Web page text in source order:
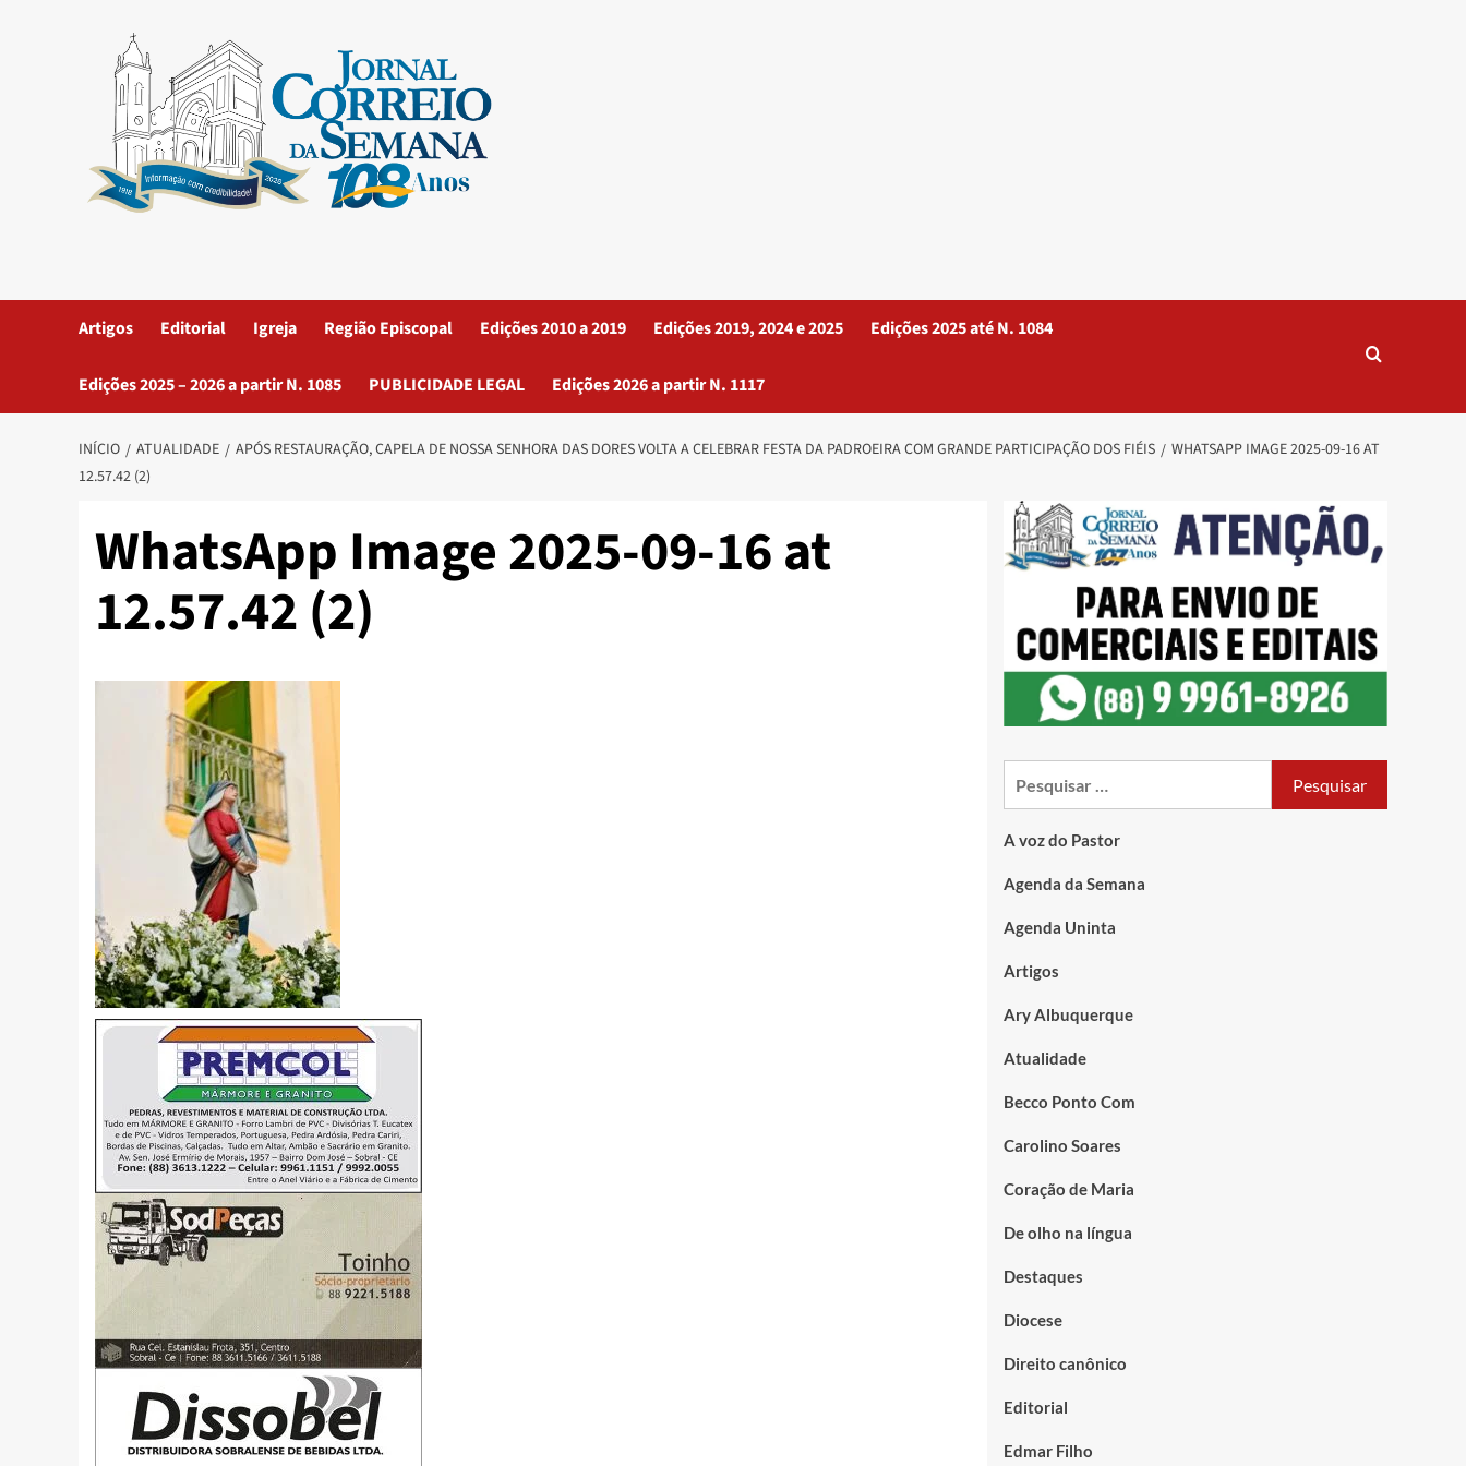
Artigos Editorial Igreja Região Episcopal Edições 2010 a 2019 Edições 2019, 2024 e 2025 Edições 2025 até N. 1084
Edições 2025 – 2026 a partir N. 1085 PUBLICIDADE LEGAL Edições 2026 a partir N. 1117
INÍCIO ATUALIDADE APÓS RESTAURAÇÃO, CAPELA DE NOSSA SENHORA DAS DORES VOLTA A CELEBRAR FESTA DA PADROEIRA COM GRANDE PARTICIPAÇÃO DOS FIÉIS
WHATSAPP IMAGE 2025-09-16 AT
12.57.42 (2)
WhatsApp Image 2025-09-16 at
12.57.42 (2)
A voz do Pastor
Agenda da Semana
Agenda Uninta
Artigos
Ary Albuquerque
Atualidade
Becco Ponto Com
Carolino Soares
Coração de Maria
De olho na língua
Destaques
Diocese
Direito canônico
Editorial
Edmar Filho